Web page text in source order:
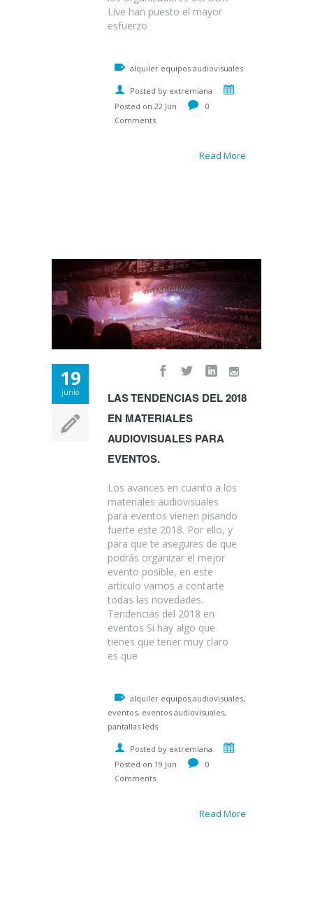
Live han puesto el mayor
esfuerzo
alquiler equipos audiovisuales
Posted by extremiana
Posted on 22 Jun
0
Comments
Read More
19
junio
LAS TENDENCIAS DEL 2018
EN MATERIALES
AUDIOVISUALES PARA
EVENTOS.
Los avances en cuanto a los
materiales audiovisuales
para eventos vienen pisando
fuerte este 2018. Por ello, y
para que te asegures de que
podrás organizar el mejor
evento posible, en este
artículo vamos a contarte
todas las novedades.
Tendencias del 2018 en
eventos Si hay algo que
tienes que tener muy claro
es que
alquiler equipos audiovisuales,
eventos, eventos audiovisuales,
pantallas leds
Posted by extremiana
Posted on 19 Jun
0
Comments
Read More